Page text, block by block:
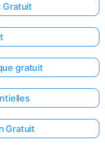
Gratuit
gratuit
Gratuit